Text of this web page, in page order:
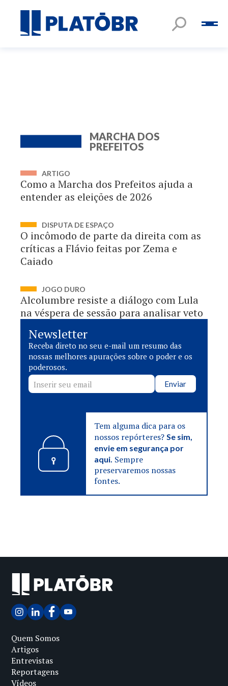
MARCHA DOS
PREFEITOS
ARTIGO
Como a Marcha dos Prefeitos ajuda a
entender as eleições de 2026
DISPUTA DE ESPAÇO
O incômodo de parte da direita com as
críticas a Flávio feitas por Zema e
Caiado
JOGO DURO
Alcolumbre resiste a diálogo com Lula
na véspera de sessão para analisar veto
Newsletter
Receba direto no seu e-mail um resumo das
nossas melhores apurações sobre o poder e os
poderosos.
Enviar
Tem alguma dica para os
nossos repórteres?Se sim,
envie em segurança por
aqui. Sempre
preservaremos nossas
fontes.
Quem Somos
Artigos
Entrevistas
Reportagens
Vídeos